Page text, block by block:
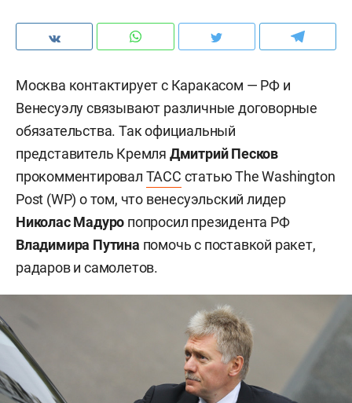
Москва контактирует с Каракасом — РФ и
Венесуэлу связывают различные договорные
обязательства. Так официальный
представитель Кремля Дмитрий Песков
прокомментировал ТАСС статью The Washington
Post (WP) о том, что венесуэльский лидер
Николас Мадуро попросил президента РФ
Владимира Путина помочь с поставкой ракет,
радаров и самолетов.